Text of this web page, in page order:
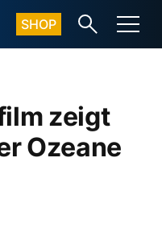
SHOP
zeigt
Ozeane